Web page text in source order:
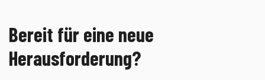
Bereit für eine neue
Herausforderung?